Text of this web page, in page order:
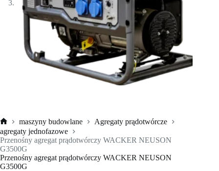
Strona
główna
maszyny budowlane
Agregaty prądotwórcze
agregaty jednofazowe
Przenośny agregat prądotwórczy WACKER NEUSON
G3500G
Przenośny agregat prądotwórczy WACKER NEUSON
G3500G